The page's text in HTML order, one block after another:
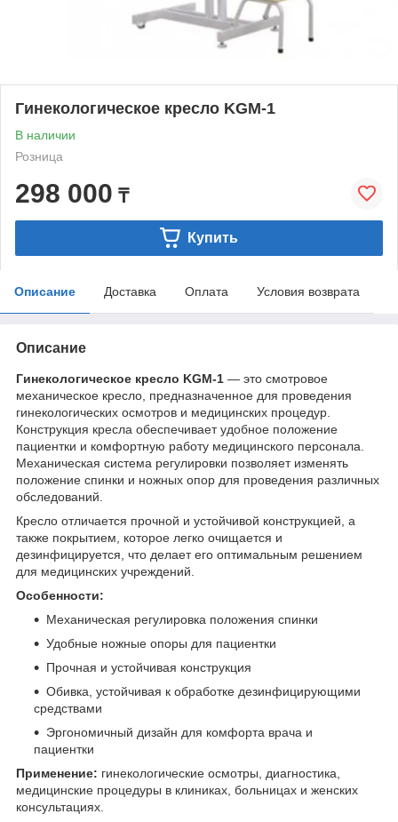
Гинекологическое кресло KGM-1
В наличии
Розница
298 000 ₸
Купить
Описание Доставка Оплата Условия возврата
Описание
Гинекологическое кресло KGM-1 — это смотровое
механическое кресло, предназначенное для проведения
гинекологических осмотров и медицинских процедур.
Конструкция кресла обеспечивает удобное положение
пациентки и комфортную работу медицинского персонала.
Механическая система регулировки позволяет изменять
положение спинки и ножных опор для проведения различных
обследований.
Кресло отличается прочной и устойчивой конструкцией, а
также покрытием, которое легко очищается и
дезинфицируется, что делает его оптимальным решением
для медицинских учреждений.
Особенности:
Механическая регулировка положения спинки
Удобные ножные опоры для пациентки
Прочная и устойчивая конструкция
Обивка, устойчивая к обработке дезинфицирующими
средствами
Эргономичный дизайн для комфорта врача и
пациентки
Применение: гинекологические осмотры, диагностика,
медицинские процедуры в клиниках, больницах и женских
консультациях.